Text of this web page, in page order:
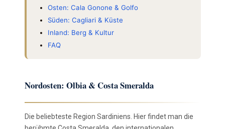
Osten: Cala Gonone & Golfo
Süden: Cagliari & Küste
Inland: Berg & Kultur
FAQ
Nordosten: Olbia & Costa Smeralda
Die beliebteste Region Sardiniens. Hier findet man die